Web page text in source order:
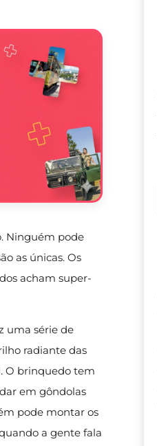
Ninguém pode
as únicas. Os
acham super-
uma série de
radiante das
O brinquedo tem
em gôndolas
pode montar os
a gente fala